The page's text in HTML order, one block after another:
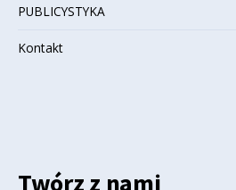
PUBLICYSTYKA
Kontakt
Twórz z nami